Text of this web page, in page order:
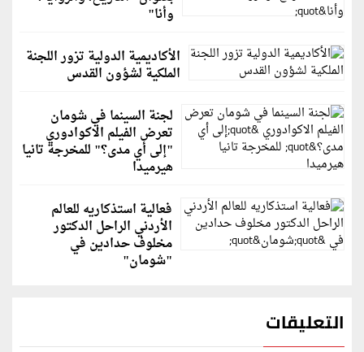
وأنا"
الأكاديمية الدولية تزور اللجنة
الملكية لشؤون القدس
لجنة السينما في شومان
تعرض الفيلم الاكوادوري
"إلى أي مدى؟" للمخرجة تانيا
هيرميدا
فعالية استذكاريه للعالم
الأردني الراحل الدكتور
مخلوف حدادين في
"شومان"
التعليقات